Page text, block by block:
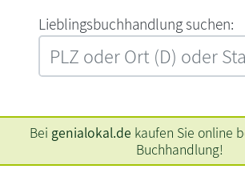
L‍i‍e‍b‍l‍i‍n‍g‍s‍b‍u‍c‍h‍h‍a‍n‍d‍l‍u‍n‍g‍ ‍s‍u‍c‍h‍e‍n‍:‍
Bei genialokal.de kaufen Sie online
Buchhandlung!